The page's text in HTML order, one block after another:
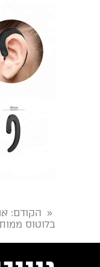
« הקודם:
בלוטוס